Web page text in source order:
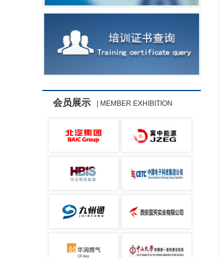
会员展示 | MEMBER EXHIBITION